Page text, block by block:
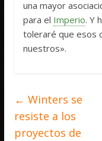
una mayor
para el Imperio. Y
toleraré que esos
nuestros».
← Winters se
resiste a los
proyectos de